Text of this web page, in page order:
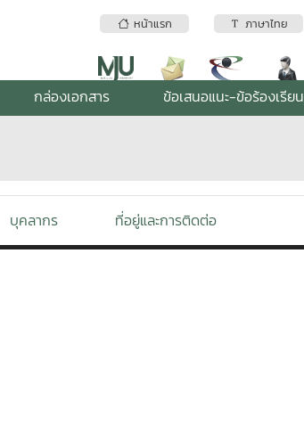
หน้าแรก ภาษาไทย
กล่องเอกสาร ข้อเสนอแนะ-ข้อร้องเรียน
บุคลากร ที่อยู่และการติดต่อ